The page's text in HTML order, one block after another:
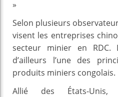
»
Selon plusieurs
visent les entreprises
secteur minier en RDC.
d’ailleurs l’une des
produits miniers congolais.
Allié des États-